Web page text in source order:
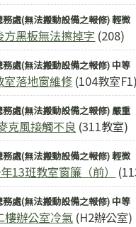
處(無法搬動設備之報修) 輕微
方黑板無法擦掉字 (208)
處(無法搬動設備之報修) 中等
室落地窗維修 (104教室F1)
處(無法搬動設備之報修) 嚴重
克風接觸不良 (311教室)
處(無法搬動設備之報修) 輕微
13班教室窗簾（前）
處(無法搬動設備之報修) 中等
樓辦公室冷氣 (H2辦公室)